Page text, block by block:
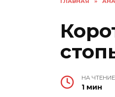
НА ЧТЕНИЕ
1 мин